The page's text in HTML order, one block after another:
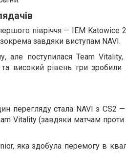
півріччя — IEM Katowice
завдяки виступам NAVI.
але поступилася Team
та високий рівень гри
перегляду стала NAVI з CS2
Vitality (завдяки матчам проти
яка здобула перемогу в